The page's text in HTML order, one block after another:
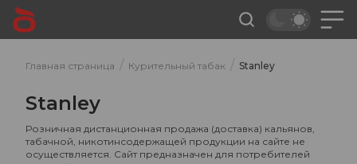
Главная страница / Курительный табак / Stanley
Stanley
Розничная дистанционная продажа (доставка) кальянов,
табачной, никотинсодержащей продукции на сайте не
осуществляется. Сайт предназначен для потребителей